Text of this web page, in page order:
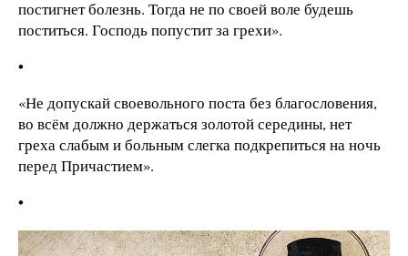
постигнет болезнь. Тогда не по своей воле будешь
поститься. Господь попустит за грехи».
•
«Не допускай своевольного поста без благословения,
во всём должно держаться золотой середины, нет
греха слабым и больным слегка подкрепиться на ночь
перед Причастием».
•